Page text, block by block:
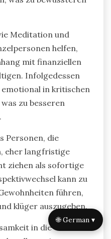
Meditation und
helfen,
mit finanziellen
Infolgedessen
in kritischen
zu besseren
Personen, die
eher langfristige
ziehen als sofortige
kann zu
führen,
klüger auszugeben.
in die
🌐 German ▾